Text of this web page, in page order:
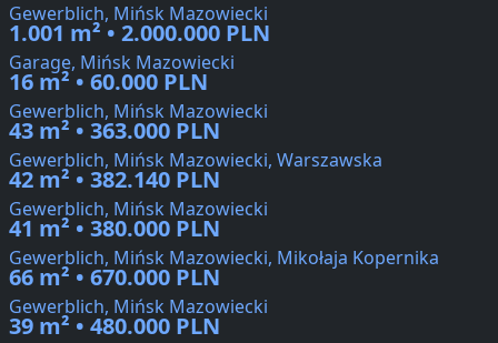
Gewerblich, Mińsk Mazowiecki
1.001 m² • 2.000.000 PLN
Garage, Mińsk Mazowiecki
16 m² • 60.000 PLN
Gewerblich, Mińsk Mazowiecki
43 m² • 363.000 PLN
Gewerblich, Mińsk Mazowiecki, Warszawska
42 m² • 382.140 PLN
Gewerblich, Mińsk Mazowiecki
41 m² • 380.000 PLN
Gewerblich, Mińsk Mazowiecki, Mikołaja Kopernika
66 m² • 670.000 PLN
Gewerblich, Mińsk Mazowiecki
39 m² • 480.000 PLN